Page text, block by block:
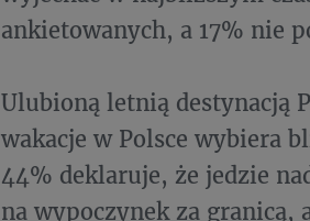
ankietowanych, a 17% nie
Ulubioną letnią destynacją
wakacje w Polsce wybiera
44% deklaruje, że jedzie
na wypoczynek za granicą,